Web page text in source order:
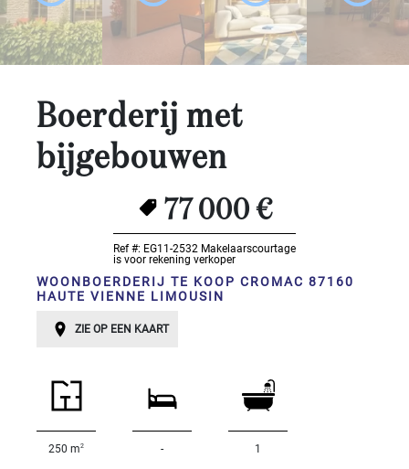
Slaapkamers:
3-5
6-
SPECIFICEER
Staat
SPECIFICEER
oppervlakte
Boerderij met
bijgebouwen
77 000 €
Ref #: EG11-2532 Makelaarscourtage
is voor rekening verkoper
WOONBOERDERIJ TE KOOP CROMAC 87160
HAUTE VIENNE LIMOUSIN
ZIE OP EEN KAART
250 m2 - 1